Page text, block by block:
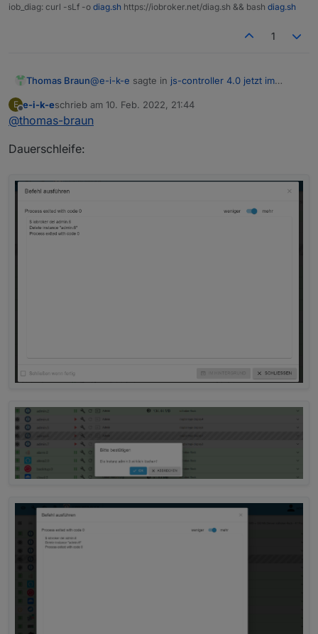
iob_diag: curl -sLf -o diag.sh https://iobroker.net/diag.sh && bash diag.sh
1
Thomas Braun@e-i-k-e sagte in js-controller 4.0 jetzt im
deinstallieren, dann den Slave anbinden,
E
Offline
e-i-k-eschrieb am 10. Feb. 2022, 21:44
zuletzt editiert von
@thomas-braun
Dauerschleife: